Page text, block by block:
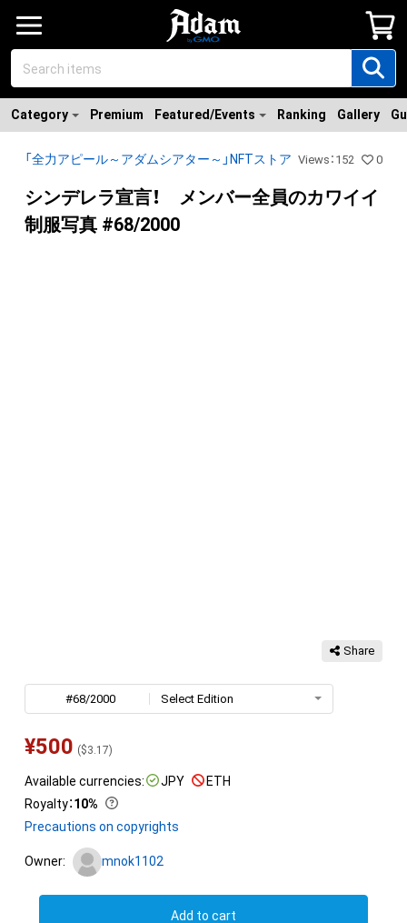
Category Premium Featured/Events Ranking Gallery
「全力アピール～アダムシアター～」NFTストア Views ： 152 0
シンデレラ宣言！ メンバー全員のカワイイ
制服写真 #68/2000
Share
#68/2000 Select Edition
¥500 ($3.17)
Available currencies: JPY
ETH
Royalty：10%
Precautions on copyrights
Owner: mnok1102
Add to cart